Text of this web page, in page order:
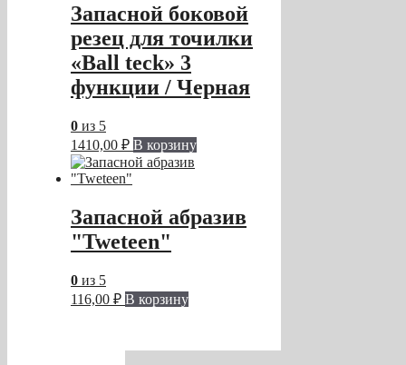
Запасной боковой
резец для точилки
«Ball teck» 3
функции / Черная
0 из 5
1410,00 ₽ В корзину
Запасной абразив
"Tweteen"
0 из 5
116,00 ₽ В корзину